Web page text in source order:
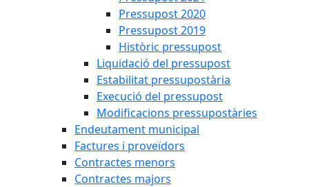
Pressupost 2020
Pressupost 2019
Històric pressupost
Liquidació del pressupost
Estabilitat pressupostària
Execució del pressupost
Modificacions pressupostàries
Endeutament municipal
Factures i proveïdors
Contractes menors
Contractes majors